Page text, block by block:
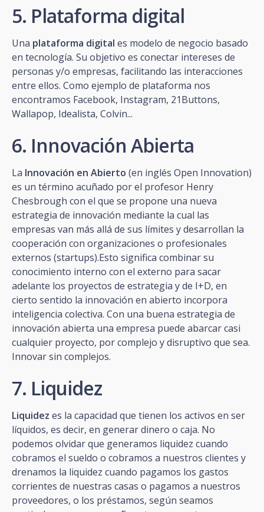
5. Plataforma digital
Una plataforma digital es modelo de negocio basado
en tecnología. Su objetivo es conectar intereses de
personas y/o empresas, facilitando las interacciones
entre ellos. Como ejemplo de plataforma nos
encontramos Facebook, Instagram, 21Buttons,
Wallapop, Idealista, Colvin...
6. Innovación Abierta
La Innovación en Abierto (en inglés Open Innovation)
es un término acuñado por el profesor Henry
Chesbrough con el que se propone una nueva
estrategia de innovación mediante la cual las
empresas van más allá de sus límites y desarrollan la
cooperación con organizaciones o profesionales
externos (startups).Esto significa combinar su
conocimiento interno con el externo para sacar
adelante los proyectos de estrategia y de I+D, en
cierto sentido la innovación en abierto incorpora
inteligencia colectiva. Con una buena estrategia de
innovación abierta una empresa puede abarcar casi
cualquier proyecto, por complejo y disruptivo que sea.
Innovar sin complejos.
7. Liquidez
Liquidez es la capacidad que tienen los activos en ser
líquidos, es decir, en generar dinero o caja. No
podemos olvidar que generamos liquidez cuando
cobramos el sueldo o cobramos a nuestros clientes y
drenamos la liquidez cuando pagamos los gastos
corrientes de nuestras casas o pagamos a nuestros
proveedores, o los préstamos, según seamos